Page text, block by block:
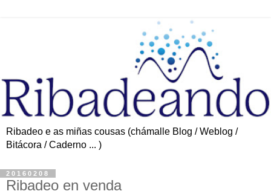
Ribadeo e as miñas cousas (chámalle Blog / Weblog /
Bitácora / Caderno ... )
20160208
Ribadeo en venda